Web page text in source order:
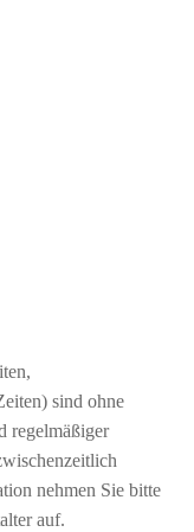
sind ohne
regelmäßiger
nehmen Sie bitte
auf.